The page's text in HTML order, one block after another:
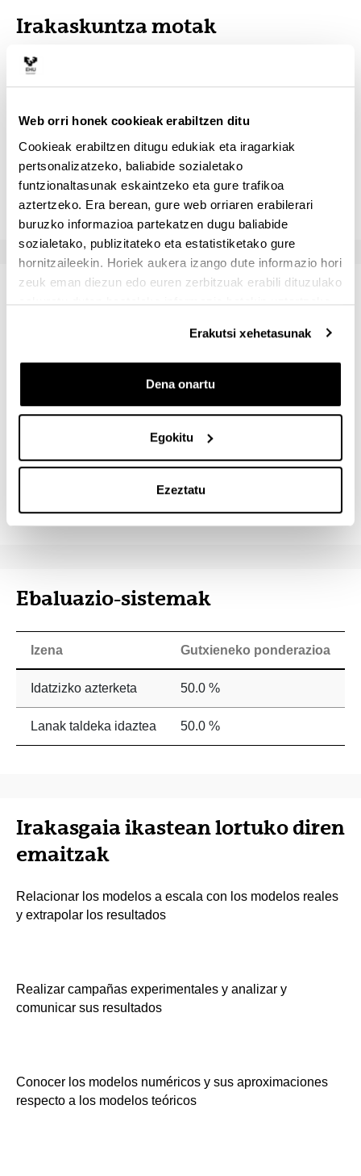
Web orri honek cookieak erabiltzen ditu
Cookieak erabiltzen ditugu edukiak eta iragarkiak
pertsonalizatzeko, baliabide sozialetako
funtzionaltasunak eskaintzeko eta gure trafikoa
aztertzeko. Era berean, gure web orriaren erabilerari
buruzko informazioa partekatzen dugu baliabide
sozialetako, publizitateko eta estatistiketako gure
hornitzaileekin. Horiek aukera izango dute informazio hori
zeuk eman diezun edo euren zerbitzuak erabili dituzulako
eskuratu duten bestelako informazio batekin uztartzeko.
Erakutsi xehetasunak
Dena onartu
Egokitu
Ezeztatu
Irakaskuntza motak
Mota
Magistrala 18
Laborategiko p. 20 38
Landa p. 2 0
Irakaskuntza motak
Azalpenezko eskolak 18.0
Ikasketa sistematizatua 22.0 0 %
Laborategia/Landa 22.0 100 %
38.0
Ebaluazio-sistemak
Izena Gutxieneko ponderazioa
Idatzizko azterketa 50.0 %
Lanak taldeka idaztea 50.0 %
Irakasgaia ikastean lortuko diren
emaitzak
Relacionar los modelos a escala con los modelos reales
y extrapolar los resultados
Realizar campañas experimentales y analizar y
comunicar sus resultados
Conocer los modelos numéricos y sus aproximaciones
respecto a los modelos teóricos